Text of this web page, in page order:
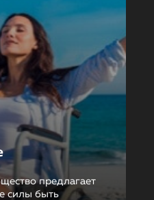
предлагает
силы быть